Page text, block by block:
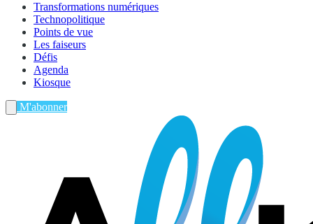
Transformations numériques
Technopolitique
Points de vue
Les faiseurs
Défis
Agenda
Kiosque
M'abonner